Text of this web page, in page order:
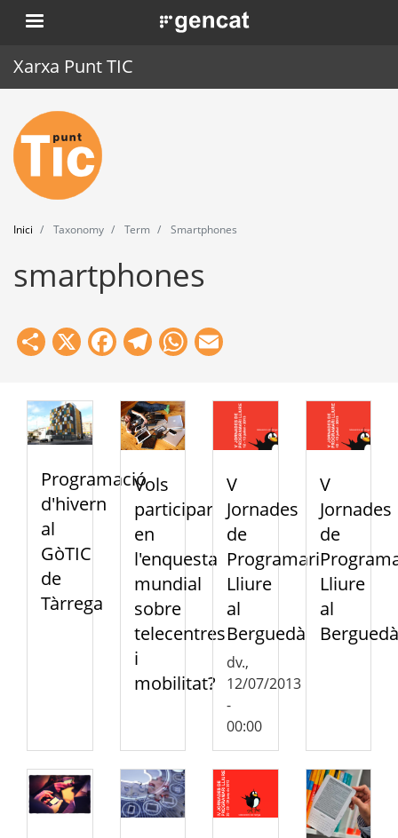
Vés
al
. Obre en una nova finestra.
Xarxa Punt TIC
Inici
Punt TIC
Actualitat
Agenda
Formació
Eines
Inici Taxonomy Term Smartphones
smartphones
Share
X Facebook
Telegram
WhatsApp
Programació
d'hivern
al
GòTIC
de
Tàrrega
Vols
participar
en
l'enquesta
mundial
sobre
telecentres
i
mobilitat?
V
Jornades
de
Programari
Lliure
al
Berguedà
dv.,
12/07/2013
-
00:00
V
Jornades
de
Lliure
al
Berguedà